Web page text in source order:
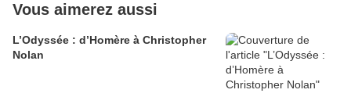
Vous aimerez aussi
L’Odyssée : d’Homère à Christopher
Nolan